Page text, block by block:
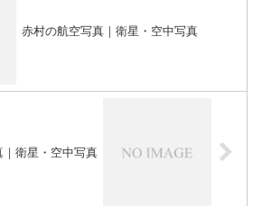
赤村の航空写真｜衛星・空中写真
衛星・空中写真